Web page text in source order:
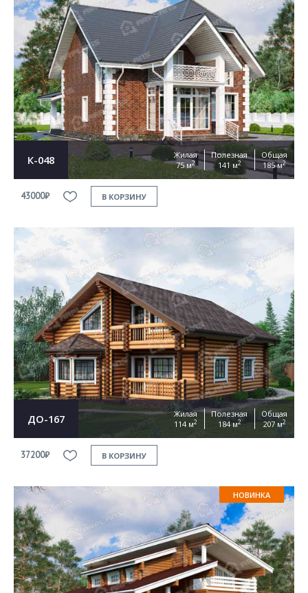
К-048
Жилая
75 м2
Полезная
141 м2
Общая
185 м2
43000₽ В КОРЗИНУ
ДО-167
Жилая
114 м2
Полезная
184 м2
Общая
207 м2
37200₽ В КОРЗИНУ
НОВИНКА